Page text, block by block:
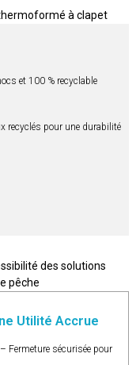
et 100 % recyclable
recyclés pour une durabilité
Utilité Accrue
– Fermeture sécurisée pour